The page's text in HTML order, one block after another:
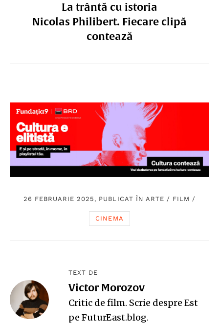
La trântă cu istoria
Nicolas Philibert. Fiecare clipă
contează
26 FEBRUARIE 2025, PUBLICAT ÎN ARTE / FILM /
CINEMA
TEXT DE
Victor Morozov
Critic de film. Scrie despre Est
pe FuturEast.blog.